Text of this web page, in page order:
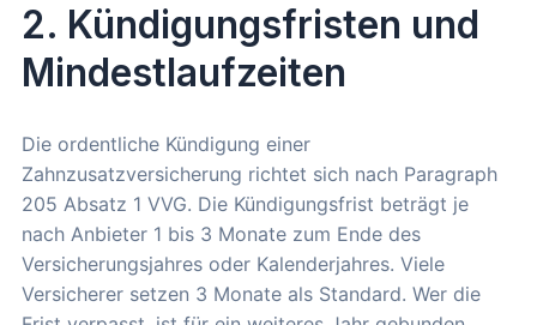
2. Kündigungsfristen und
Mindestlaufzeiten
Die ordentliche Kündigung einer
Zahnzusatzversicherung richtet sich nach Paragraph
205 Absatz 1 VVG. Die Kündigungsfrist beträgt je
nach Anbieter 1 bis 3 Monate zum Ende des
Versicherungsjahres oder Kalenderjahres. Viele
Versicherer setzen 3 Monate als Standard. Wer die